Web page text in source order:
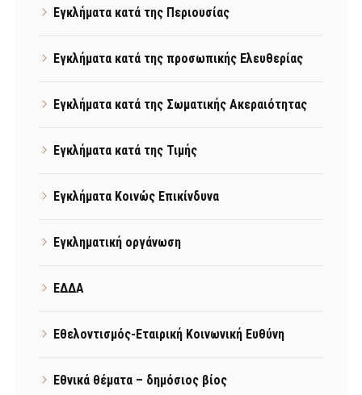
Εγκλήματα κατά της Περιουσίας
Εγκλήματα κατά της προσωπικής Ελευθερίας
Εγκλήματα κατά της Σωματικής Ακεραιότητας
Εγκλήματα κατά της Τιμής
Εγκλήματα Κοινώς Επικίνδυνα
Εγκληματική οργάνωση
ΕΔΔΑ
Εθελοντισμός-Εταιρική Κοινωνική Ευθύνη
Εθνικά θέματα – δημόσιος βίος